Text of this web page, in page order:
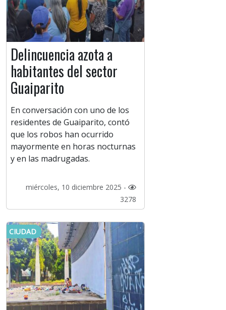
Delincuencia azota a
habitantes del sector
Guaiparito
En conversación con uno de los
residentes de Guaiparito, contó
que los robos han ocurrido
mayormente en horas nocturnas
y en las madrugadas.
miércoles, 10 diciembre 2025 -
3278
CIUDAD